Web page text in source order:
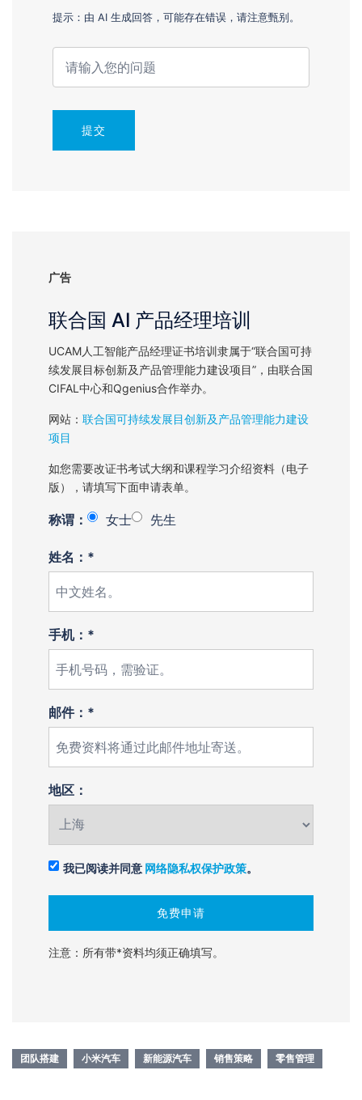
提示：由 AI 生成回答，可能存在错误，请注意甄别。
提交
广告
联合国 AI 产品经理培训
UCAM人工智能产品经理证书培训隶属于“联合国可持
续发展目标创新及产品管理能力建设项目”，由联合国
CIFAL中心和Qgenius合作举办。
网站： 联合国可持续发展目创新及产品管理能力建设
项目
如您需要改证书考试大纲和课程学习介绍资料（电子
版），请填写下面申请表单。
称谓： 女士 先生
姓名：*
手机：*
邮件：*
地区：
我已阅读并同意 网络隐私权保护政策。
注意：所有带*资料均须正确填写。
团队搭建 小米汽车 新能源汽车 销售策略 零售管理